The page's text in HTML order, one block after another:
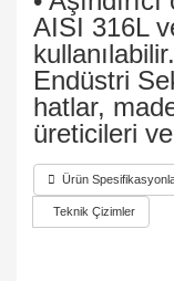
AISI 316L
kullanılabilir.
Endüstri
hatlar,
üreticileri
Ürün
Teknik Çizimler